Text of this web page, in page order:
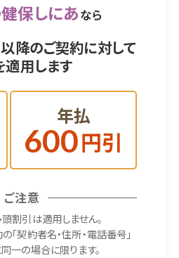
保しにあなら
降のご契約に対して
適用します
年払
600円引
ご注意
割引は適用しません。
「契約者名・住所・電話番号」
一の場合に限ります。